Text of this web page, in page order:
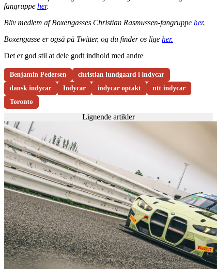
fangruppe her.
Bliv medlem af Boxengasses Christian Rasmussen-fangruppe her.
Boxengasse er også på Twitter, og du finder os lige her.
Det er god stil at dele godt indhold med andre
Benjamin Pedersen
christian lundgaard i indycar
dansk indycar
Indycar indycar optakt
ntt indycar
Toronto
Lignende artikler